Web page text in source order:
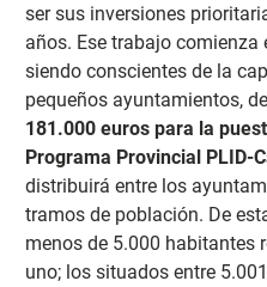
ser sus inversiones
años. Ese trabajo
siendo conscientes de la
pequeños ayuntamientos,
181.000 euros para la
Programa Provincial PLID-
distribuirá entre los
tramos de población. De
menos de 5.000 habitantes
uno; los situados entre